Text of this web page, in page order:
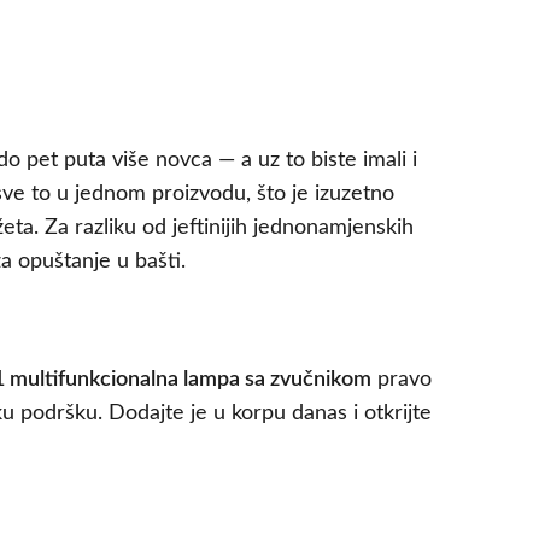
pet puta više novca — a uz to biste imali i
to u jednom proizvodu, što je izuzetno
Za razliku od jeftinijih jednonamjenskih
opuštanje u bašti.
multifunkcionalna lampa sa zvučnikom pravo
podršku. Dodajte je u korpu danas i otkrijte